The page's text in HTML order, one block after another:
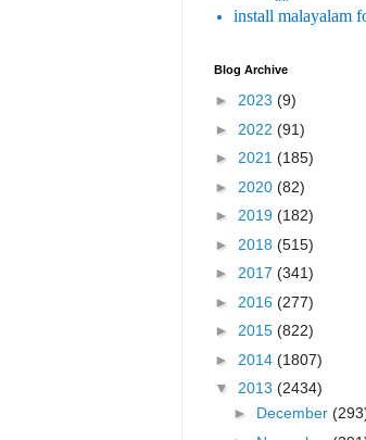
install malayalam
Blog Archive
► 2023 (9)
► 2022 (91)
► 2021 (185)
► 2020 (82)
► 2019 (182)
► 2018 (515)
► 2017 (341)
► 2016 (277)
► 2015 (822)
► 2014 (1807)
▼ 2013 (2434)
► December